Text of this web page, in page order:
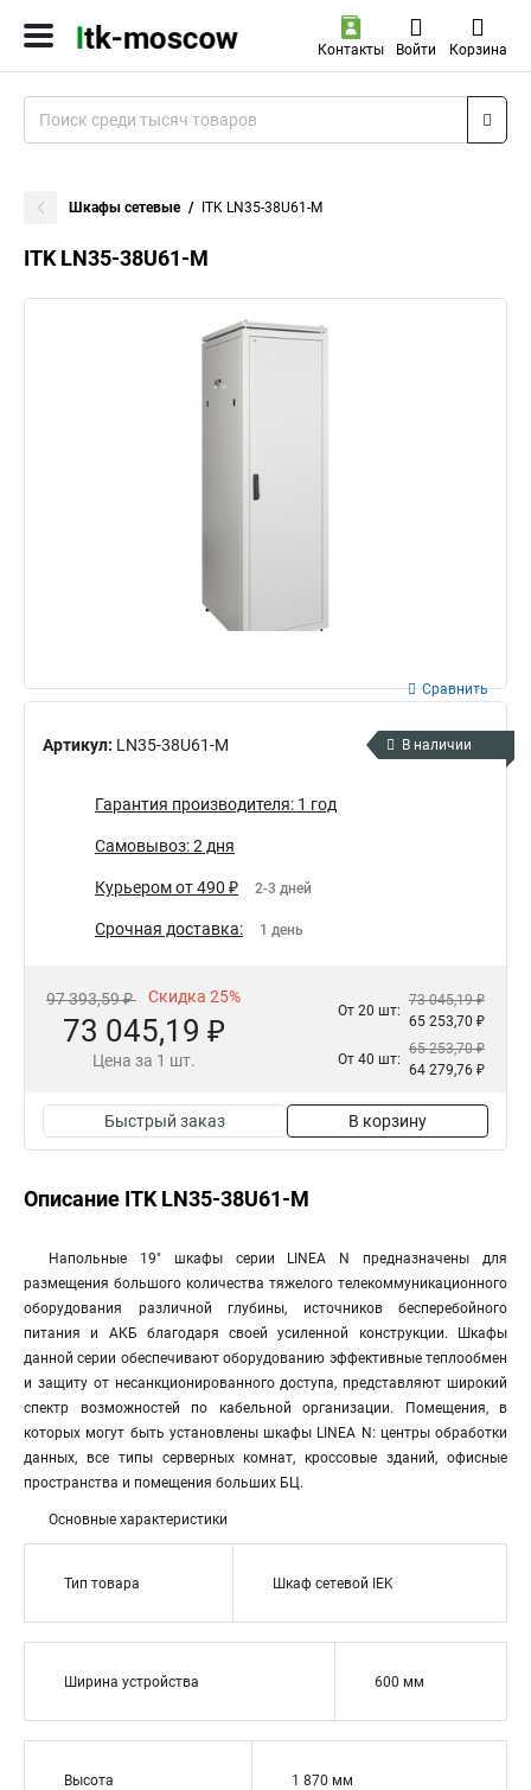
Контакты Войти Корзина
Шкафы сетевые ITK LN35-38U61-M
ITK LN35-38U61-M
Артикул: LN35-38U61-M
Сравнить
В наличии
Гарантия производителя: 1 год
Самовывоз: 2 дня
Курьером от 490 ₽ 2-3 дней
Срочная доставка: 1 день
97 393,59 ₽ Скидка 25%
73 045,19 ₽
Цена за 1 шт.
От 20 шт:
73 045,19 ₽
65 253,70 ₽
От 40 шт:
65 253,70 ₽
64 279,76 ₽
Быстрый заказ В корзину
Описание ITK LN35-38U61-M
Напольные 19" шкафы серии LINEA N предназначены для
размещения большого количества тяжелого телекоммуникационного
оборудования различной глубины, источников бесперебойного
питания и АКБ благодаря своей усиленной конструкции. Шкафы
данной серии обеспечивают оборудованию эффективные теплообмен
и защиту от несанкционированного доступа, представляют широкий
спектр возможностей по кабельной организации. Помещения, в
которых могут быть установлены шкафы LINEA N: центры обработки
данных, все типы серверных комнат, кроссовые зданий, офисные
пространства и помещения больших БЦ.
Основные характеристики
Тип товара Шкаф сетевой IEK
Ширина устройства 600 мм
Высота 1 870 мм